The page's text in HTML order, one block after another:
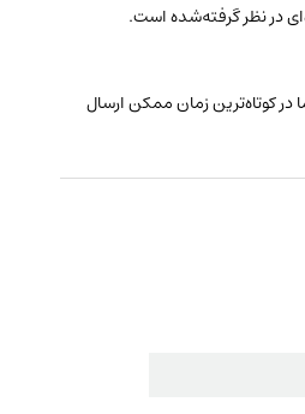
در نظر گرفته‌شده است.
کوتاه‌ترین زمان ممکن ارسال